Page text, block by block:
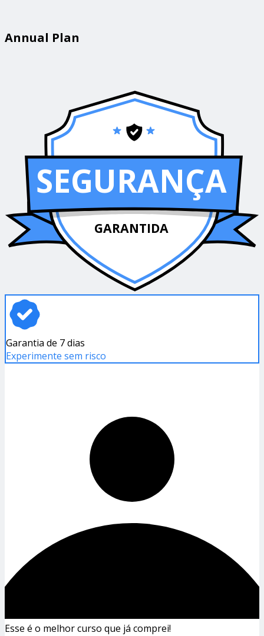
Annual Plan
SEGURANÇA
GARANTIDA
Garantia de 7 dias
Experimente sem risco
Esse é o melhor curso que já comprei!